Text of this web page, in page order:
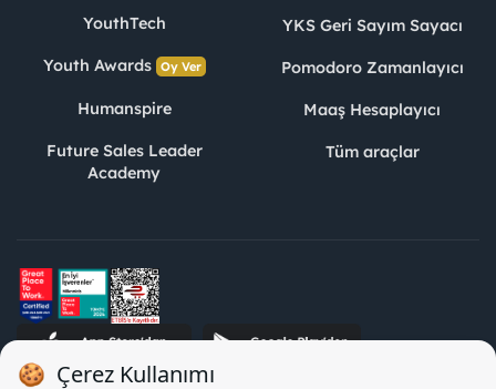
YouthTech
Youth Awards Oy Ver
Humanspire
Future Sales Leader
Academy
YKS Geri Sayım Sayacı
Pomodoro Zamanlayıcı
Maaş Hesaplayıcı
Tüm araçlar